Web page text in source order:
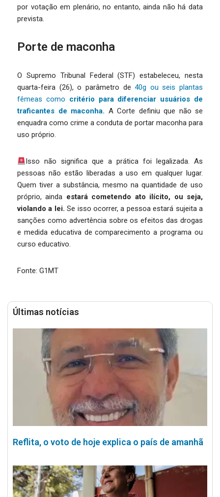
por votação em plenário, no entanto, ainda não há data
prevista.
Porte de maconha
O Supremo Tribunal Federal (STF) estabeleceu, nesta
quarta-feira (26), o parâmetro de40g ou seis plantas
fêmeas como critério para diferenciar usuários de
traficantes de maconha. A Corte definiu que não se
enquadra como crime a conduta de portar maconha para
uso próprio.
Isso não significa que a prática foi legalizada. As
pessoas não estão liberadas a uso em qualquer lugar.
Quem tiver a substância, mesmo na quantidade de uso
próprio, ainda estará cometendo ato ilícito, ou seja,
violando a lei. Se isso ocorrer, a pessoa estará sujeita a
sanções como advertência sobre os efeitos das drogas
e medida educativa de comparecimento a programa ou
curso educativo.
Fonte: G1MT
Últimas notícias
Reflita, o voto de hoje explica o país de amanhã